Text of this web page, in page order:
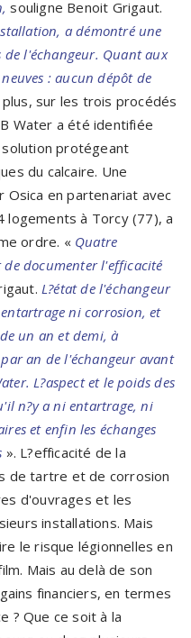
souligne Benoit Grigaut.
a démontré une
de l'échangeur. Quant aux
: aucun dépôt de
plus, sur les trois procédés
Water a été identifiée
protégeant
du calcaire. Une
en partenariat avec
logements à Torcy (77), a
ordre. « Quatre
documenter l'efficacité
L?état de l'échangeur
ni corrosion, et
un an et demi, à
an de l'échangeur avant
L?aspect et le poids des
n?y a ni entartrage, ni
et enfin les échanges
». L?efficacité de la
de tartre et de corrosion
d'ouvrages et les
installations. Mais
le risque légionnelles en
Mais au delà de son
financiers, en termes
? Que ce soit à la